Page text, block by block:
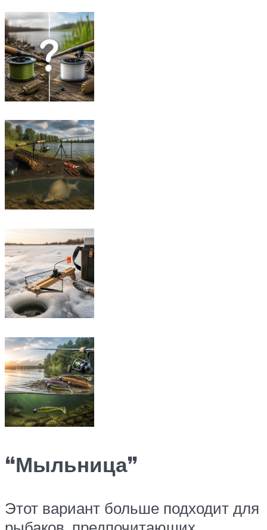
“Мыльница”
Этот вариант больше подходит для